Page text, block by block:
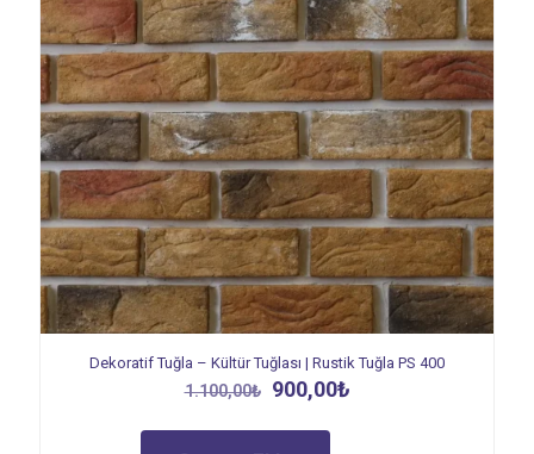
Dekoratif Tuğla – Kültür Tuğlası | Rustik Tuğla PS 400
1.100,00₺
Orijinal
fiyat:
1.100,00₺.
900,00₺Şu